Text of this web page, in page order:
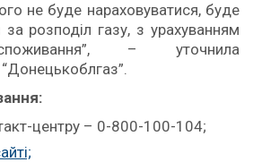
не буде нараховуватися, буде
за розподіл газу, з урахуванням
– уточнила
центру – 0-800-100-104;